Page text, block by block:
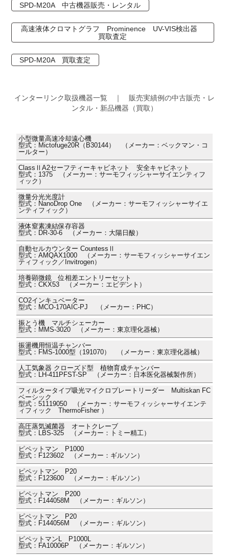
SPD-M20A 中古機器販売・レンタル
高速液体クロマトグラフ Prominence UV-VIS検出器
買取査定
SPD-M20A 買取査定
インターリンク取扱機器一覧 ｜ 販売実績例の中古販売・レ
ンタル・新品機器（買取）
小型微量高速冷却遠心機
型式：Mictofuge20R（B30144） （メーカー：ベックマン・コ
ールター）
ClassⅡA2セーフティーキャビネット 安全キャビネット
型式：1375 （メーカー：サーモフィッシャーサイエンティフ
ィック）
微量分光光度計
型式：NanoDrop One （メーカー：サーモフィッシャーサイエ
ンティフィック）
液体窒素凍結保存容器
型式：DR-30-6 （メーカー：大陽日酸）
自動セルカウンター CountessⅡ
型式：AMQAX1000 （メーカー：サーモフィッシャーサイエン
ティフィック／Invitrogen）
培養顕微鏡 位相差エントリーセット
型式：CKX53 （メーカー：エビデント）
CO2インキュベーター
型式：MCO-170AIC-PJ （メーカー：PHC）
振とう機 マルチシェーカー
型式：MMS-3020 （メーカー：東京理化器械）
振盪機用恒温チャンバー
型式：FMS-1000型（191070） （メーカー：東京理化器械）
人工気象器 クローズド型 植物育成チャンバー
型式：LH-411PFST-SP （メーカー：日本医化器械製作所）
フィルタータイプ吸光マイクロプレートリーダー Multiskan FC
ベーシック
型式：51119050 （メーカー：サーモフィッシャーサイエンテ
ィフィック ThermoFisher ）
高圧蒸気滅菌器 オートクレーブ
型式：LBS-325 （メーカー：トミー精工）
ピペットマン P1000
型式：F123602 （メーカー：ギルソン）
ピペットマン P20
型式：F123600 （メーカー：ギルソン）
ピペットマン P200
型式：F144058M （メーカー：ギルソン）
ピペットマン P20
型式：F144056M （メーカー：ギルソン）
ピペットマンL P1000L
型式：FA10006P （メーカー：ギルソン）